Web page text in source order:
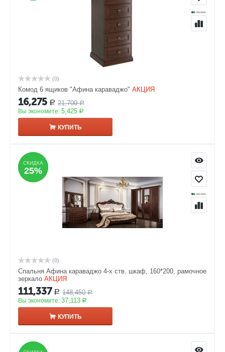
(0)
Комод 6 ящиков "Афина караваджо" АКЦИЯ
16,275 Р 21,700 Р
Вы экономите: 5,425 Р
КУПИТЬ
СКИДКА
25%
СКИДКА
25%
(0)
Спальня Афина караваджо 4-х ств. шкаф, 160*200, рамочное
зеркало АКЦИЯ
111,337 Р 148,450 Р
Вы экономите: 37,113 Р
КУПИТЬ